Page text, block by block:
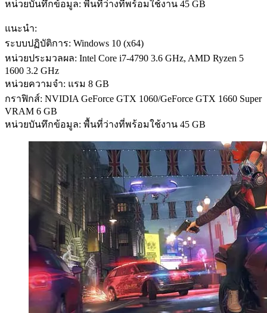
หน่วยบันทึกข้อมูล: พื้นที่ว่างที่พร้อมใช้งาน 45 GB
แนะนำ:
ระบบปฏิบัติการ: Windows 10 (x64)
หน่วยประมวลผล: Intel Core i7-4790 3.6 GHz, AMD Ryzen 5
1600 3.2 GHz
หน่วยความจำ: แรม 8 GB
กราฟิกส์: NVIDIA GeForce GTX 1060/GeForce GTX 1660 Super
VRAM 6 GB
หน่วยบันทึกข้อมูล: พื้นที่ว่างที่พร้อมใช้งาน 45 GB